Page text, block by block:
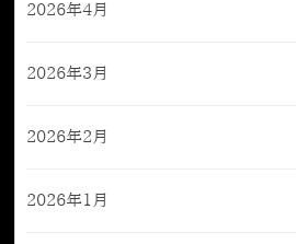
2026年4月
2026年3月
2026年2月
2026年1月